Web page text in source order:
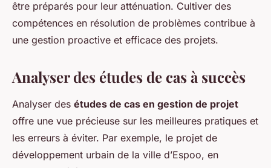
être préparés pour leur atténuation. Cultiver des
compétences en résolution de problèmes contribue à
une gestion proactive et efficace des projets.
Analyser des études de cas à succès
Analyser des études de cas en gestion de projet
offre une vue précieuse sur les meilleures pratiques et
les erreurs à éviter. Par exemple, le projet de
développement urbain de la ville d’Espoo, en